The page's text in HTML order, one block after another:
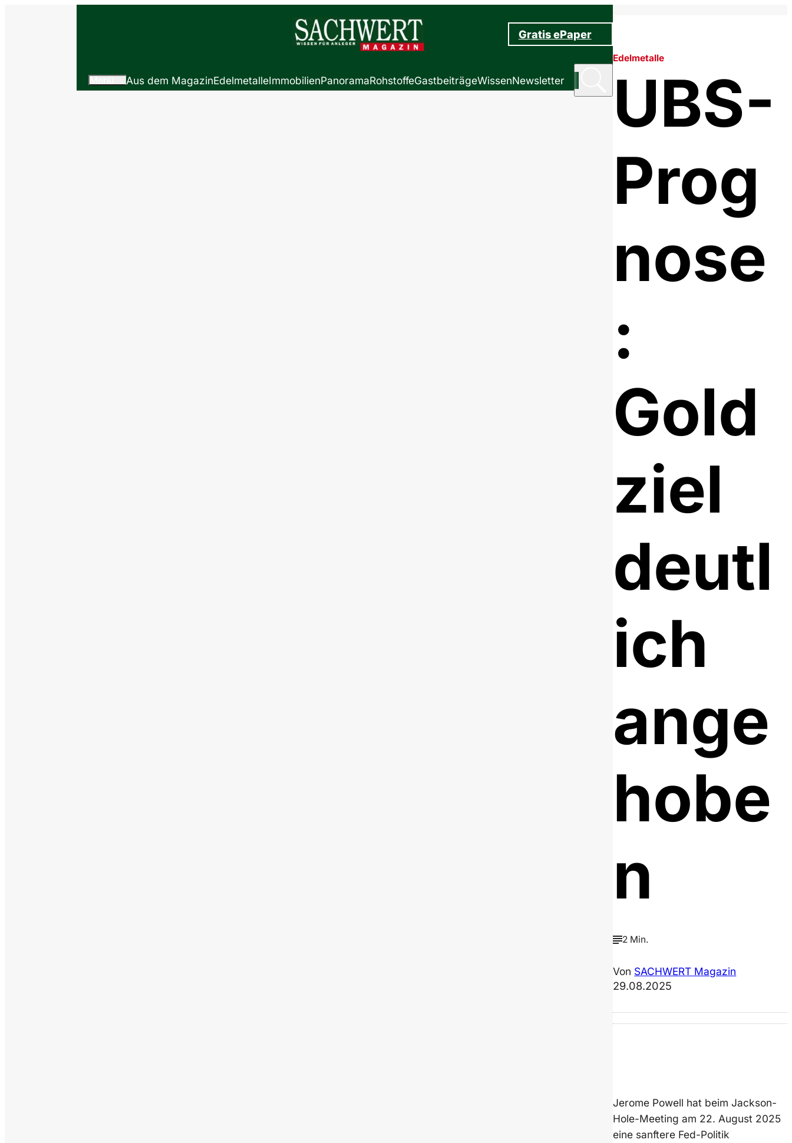
Gratis ePaper
Aus dem MagazinEdelmetalleImmobilienPanoramaRohstoffeGastbeiträgeWissenNewsletter
Edelmetalle
UBS-
Prog
nose
:
Gold
ziel
deutl
ich
ange
hobe
n
2 Min.
Von SACHWERT Magazin
29.08.2025
Jerome Powell hat beim Jackson-
Hole-Meeting am 22. August 2025
eine sanftere Fed-Politik